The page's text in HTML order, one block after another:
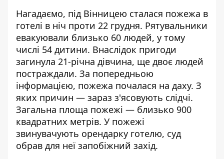
Нагадаємо, під Вінницею сталася пожежа в
готелі в ніч проти 22 грудня. Рятувальники
евакуювали близько 60 людей, у тому
числі 54 дитини. Внаслідок пригоди
загинула 21-річна дівчина, ще двоє людей
постраждали. За попередньою
інформацією, пожежа почалася на даху. З
яких причин — зараз з'ясовують слідчі.
Загальна площа пожежі — близько 900
квадратних метрів. У пожежі
звинувачують орендарку готелю, суд
обрав для неї запобіжний захід.